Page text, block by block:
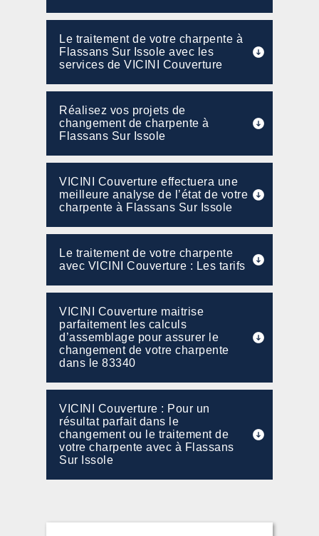
Le traitement de votre charpente à
Flassans Sur Issole avec les
services de VICINI Couverture
Réalisez vos projets de
changement de charpente à
Flassans Sur Issole
VICINI Couverture effectuera une
meilleure analyse de l’état de votre
charpente à Flassans Sur Issole
Le traitement de votre charpente
avec VICINI Couverture : Les tarifs
VICINI Couverture maitrise
parfaitement les calculs
d’assemblage pour assurer le
changement de votre charpente
dans le 83340
VICINI Couverture : Pour un
résultat parfait dans le
changement ou le traitement de
votre charpente avec à Flassans
Sur Issole